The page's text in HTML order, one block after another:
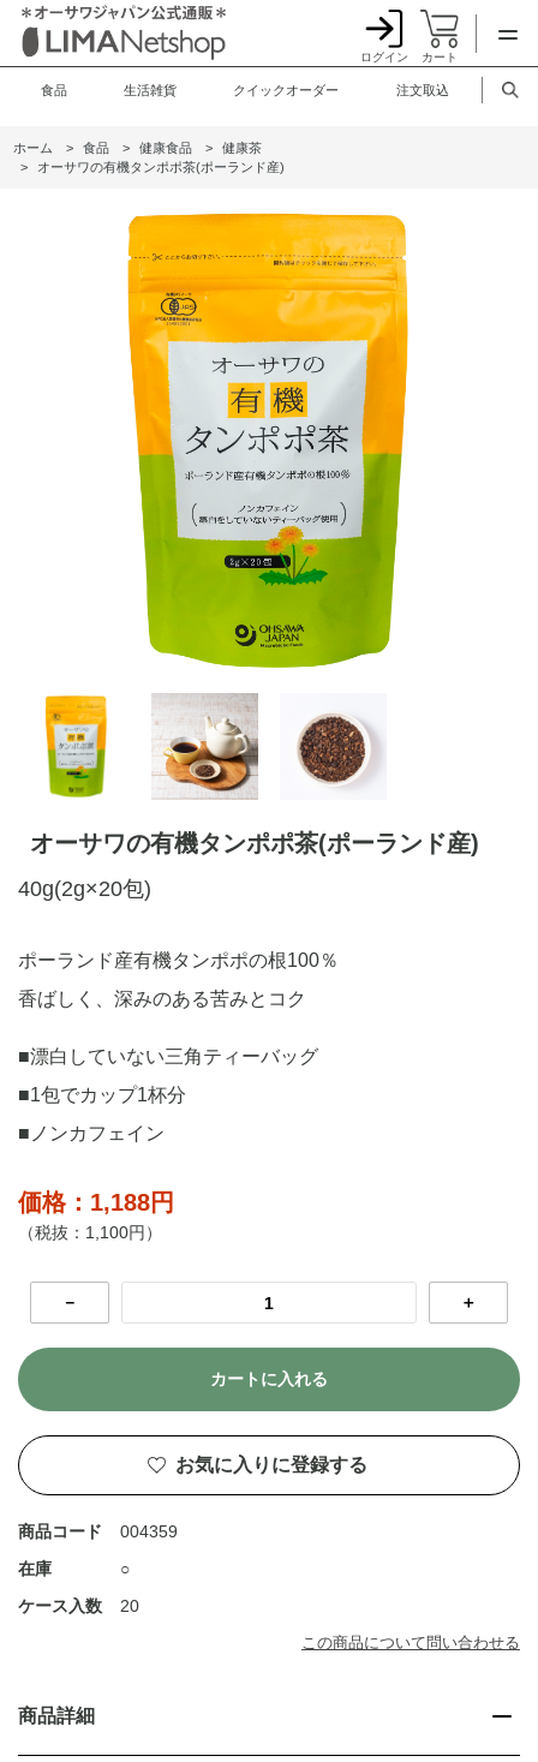
ログイン カート
食品 生活雑貨 クイックオーダー 注文取込
ホーム > 食品 > 健康食品 >
健康茶
>
オーサワの有機タンポポ茶(ポーランド産)
オーサワの有機タンポポ茶(ポーランド産)
40g(2g×20包)
ポーランド産有機タンポポの根100％
香ばしく、深みのある苦みとコク
■漂白していない三角ティーバッグ
■1包でカップ1杯分
■ノンカフェイン
価格：1,188円
（税抜：1,100円）
－ ＋
カートに入れる
お気に入りに登録する
商品コード
004359
在庫
○
ケース入数
20
この商品について問い合わせる
商品詳細